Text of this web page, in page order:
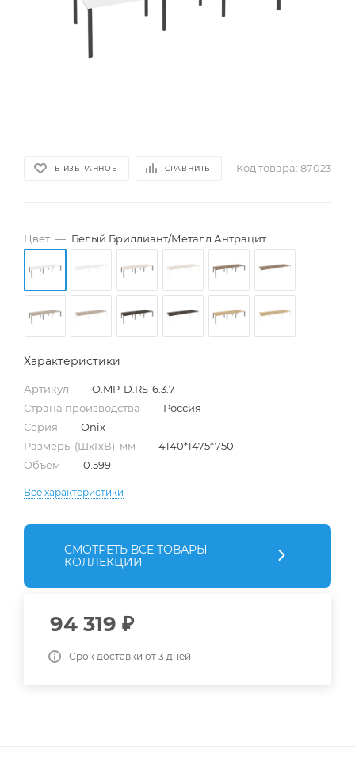
В ИЗБРАННОЕ СРАВНИТЬ Код товара: 87023
Цвет — Белый Бриллиант/Металл Антрацит
Характеристики
Артикул — O.MP-D.RS-6.3.7
Страна производства — Россия
Серия — Onix
Размеры (ШхГхВ), мм — 4140*1475*750
Объем — 0.599
Все характеристики
СМОТРЕТЬ ВСЕ ТОВАРЫ
КОЛЛЕКЦИИ
94 319 ₽
Срок доставки от 3 дней